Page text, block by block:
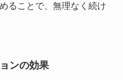
ることで、無理なく続け
ンの効果